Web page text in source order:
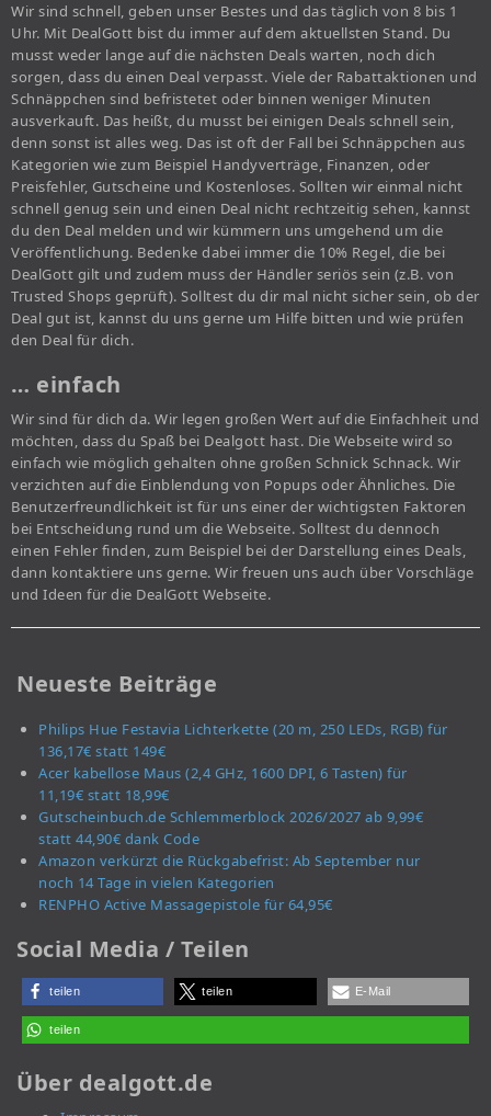
Wir sind schnell, geben unser Bestes und das täglich von 8 bis 1
Uhr. Mit DealGott bist du immer auf dem aktuellsten Stand. Du
musst weder lange auf die nächsten Deals warten, noch dich
sorgen, dass du einen Deal verpasst. Viele der Rabattaktionen und
Schnäppchen sind befristetet oder binnen weniger Minuten
ausverkauft. Das heißt, du musst bei einigen Deals schnell sein,
denn sonst ist alles weg. Das ist oft der Fall bei Schnäppchen aus
Kategorien wie zum Beispiel Handyverträge, Finanzen, oder
Preisfehler, Gutscheine und Kostenloses. Sollten wir einmal nicht
schnell genug sein und einen Deal nicht rechtzeitig sehen, kannst
du den Deal melden und wir kümmern uns umgehend um die
Veröffentlichung. Bedenke dabei immer die 10% Regel, die bei
DealGott gilt und zudem muss der Händler seriös sein (z.B. von
Trusted Shops geprüft). Solltest du dir mal nicht sicher sein, ob der
Deal gut ist, kannst du uns gerne um Hilfe bitten und wie prüfen
den Deal für dich.
… einfach
Wir sind für dich da. Wir legen großen Wert auf die Einfachheit und
möchten, dass du Spaß bei Dealgott hast. Die Webseite wird so
einfach wie möglich gehalten ohne großen Schnick Schnack. Wir
verzichten auf die Einblendung von Popups oder Ähnliches. Die
Benutzerfreundlichkeit ist für uns einer der wichtigsten Faktoren
bei Entscheidung rund um die Webseite. Solltest du dennoch
einen Fehler finden, zum Beispiel bei der Darstellung eines Deals,
dann kontaktiere uns gerne. Wir freuen uns auch über Vorschläge
und Ideen für die DealGott Webseite.
Neueste Beiträge
Philips Hue Festavia Lichterkette (20 m, 250 LEDs, RGB) für
136,17€ statt 149€
Acer kabellose Maus (2,4 GHz, 1600 DPI, 6 Tasten) für
11,19€ statt 18,99€
Gutscheinbuch.de Schlemmerblock 2026/2027 ab 9,99€
statt 44,90€ dank Code
Amazon verkürzt die Rückgabefrist: Ab September nur
noch 14 Tage in vielen Kategorien
RENPHO Active Massagepistole für 64,95€
Social Media / Teilen
teilen teilen E-Mail
teilen
Über dealgott.de